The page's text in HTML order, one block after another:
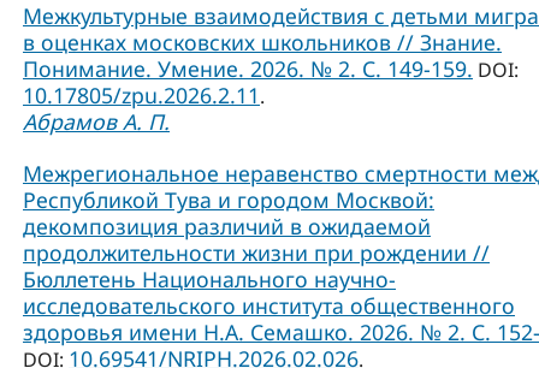
Межкультурные взаимодействия с детьми
в оценках московских школьников // Знание.
Понимание. Умение. 2026. № 2. С. 149-159. DOI:
10.17805/zpu.2026.2.11.
Абрамов А. П.
Межрегиональное неравенство смертности
Республикой Тува и городом Москвой:
декомпозиция различий в ожидаемой
продолжительности жизни при рождении //
Бюллетень Национального научно-
исследовательского института общественного
здоровья имени Н.А. Семашко. 2026. № 2. С.
DOI: 10.69541/NRIPH.2026.02.026.